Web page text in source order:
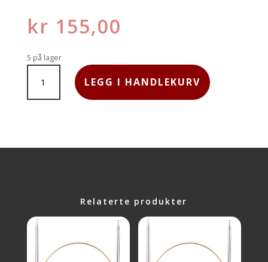
kr 155,00
5 på lager
RUNDPINNE
60CM
LEGG I HANDLEKURV
Relaterte produkter